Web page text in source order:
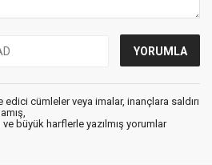
cümleler veya imalar, inançlara saldırı
büyük harflerle yazılmış yorumlar